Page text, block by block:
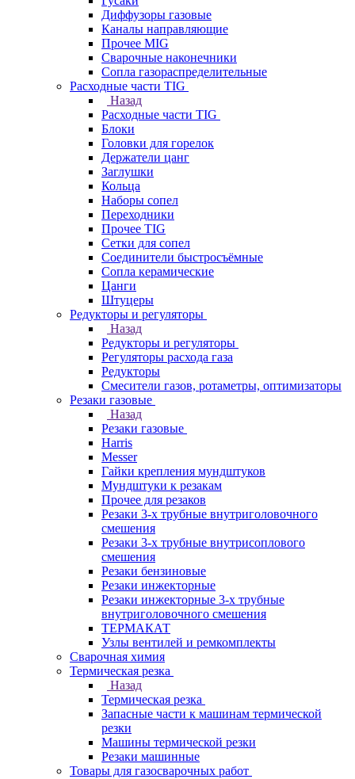
Диффузоры газовые
Каналы направляющие
Прочее MIG
Сварочные наконечники
Сопла газораспределительные
Расходные части TIG
Назад
Расходные части TIG
Блоки
Головки для горелок
Держатели цанг
Заглушки
Кольца
Наборы сопел
Переходники
Прочее TIG
Сетки для сопел
Соединители быстросъёмные
Сопла керамические
Цанги
Штуцеры
Редукторы и регуляторы
Назад
Редукторы и регуляторы
Регуляторы расхода газа
Редукторы
Смесители газов, ротаметры, оптимизаторы
Резаки газовые
Назад
Резаки газовые
Harris
Messer
Гайки крепления мундштуков
Мундштуки к резакам
Прочее для резаков
Резаки 3-х трубные внутриголовочного
смешения
Резаки 3-х трубные внутрисоплового
смешения
Резаки бензиновые
Резаки инжекторные
Резаки инжекторные 3-х трубные
внутриголовочного смешения
ТЕРМАКАТ
Узлы вентилей и ремкомплекты
Сварочная химия
Термическая резка
Назад
Термическая резка
Запасные части к машинам термической
резки
Машины термической резки
Резаки машинные
Товары для газосварочных работ